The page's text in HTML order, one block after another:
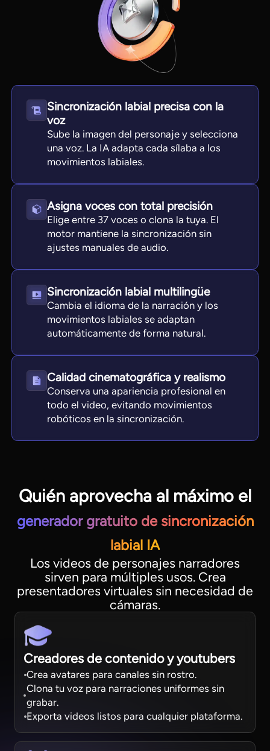
Sincronización labial precisa con la
voz
Sube la imagen del personaje y selecciona
una voz. La IA adapta cada sílaba a los
movimientos labiales.
Asigna voces con total precisión
Elige entre 37 voces o clona la tuya. El
motor mantiene la sincronización sin
ajustes manuales de audio.
Sincronización labial multilingüe
Cambia el idioma de la narración y los
movimientos labiales se adaptan
automáticamente de forma natural.
Calidad cinematográfica y realismo
Conserva una apariencia profesional en
todo el video, evitando movimientos
robóticos en la sincronización.
Quién aprovecha al máximo el
generador gratuito de sincronización
labial IA
Los videos de personajes narradores
sirven para múltiples usos. Crea
presentadores virtuales sin necesidad de
cámaras.
Creadores de contenido y youtubers
Crea avatares para canales sin rostro.
Clona tu voz para narraciones uniformes sin
grabar.
Exporta videos listos para cualquier plataforma.